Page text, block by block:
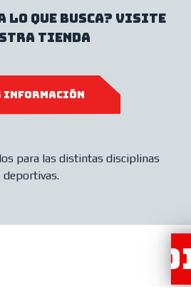
lo que busca? Visite
tienda
INFORMACIÓN
para las distintas disciplinas
deportivas.
DE